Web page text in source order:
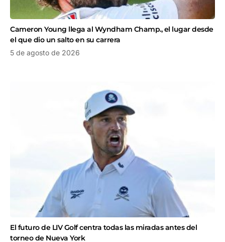
Cameron Young llega al Wyndham Champ., el lugar desde
el que dio un salto en su carrera
5 de agosto de 2026
El futuro de LIV Golf centra todas las miradas antes del
torneo de Nueva York